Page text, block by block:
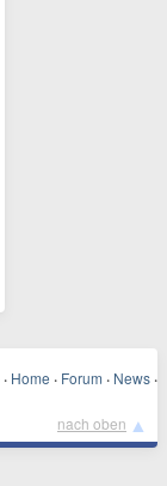
· Home · Forum · News ·
nach oben ▲